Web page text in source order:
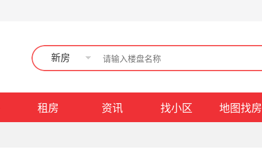
新房
租房 资讯 找小区 地图找房